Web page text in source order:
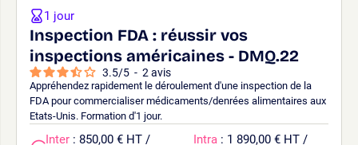
Inspection FDA : réussir vos
inspections américaines - DMQ.22
3.5/5 - 2 avis
Appréhendez rapidement le déroulement d'une inspection de la
FDA pour commercialiser médicaments/denrées alimentaires aux
Etats-Unis. Formation d'1 jour.
1 jour
Inter : 850,00 € HT /
Intra : 1 890,00 € HT /